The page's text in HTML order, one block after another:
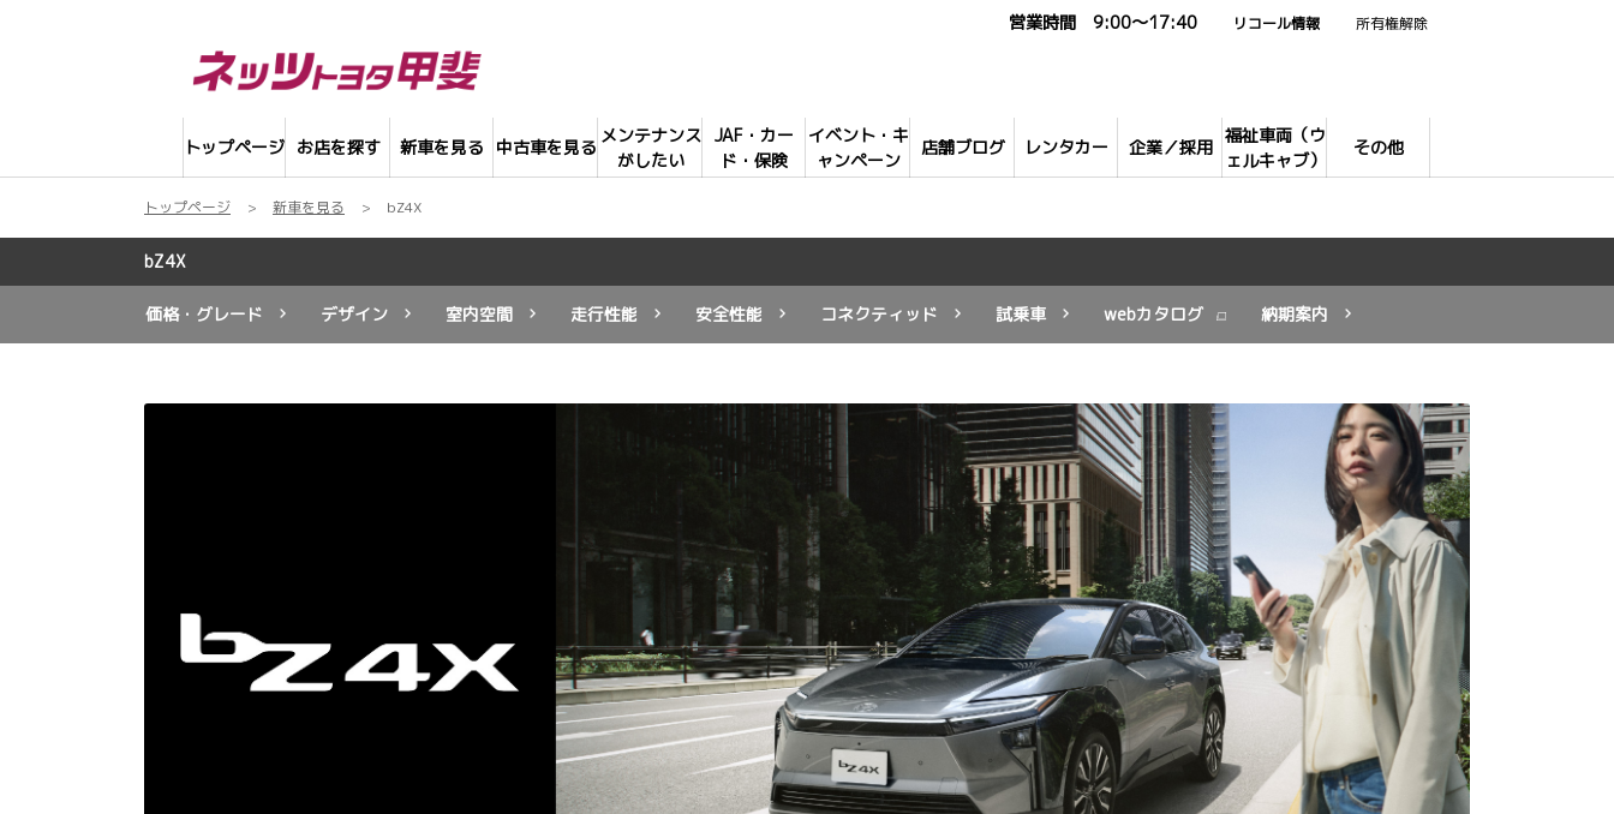
トップページ お店を探す 新車を見る 中古車を見る
メンテナンス
がしたい
JAF・カー
ド・保険
イベント・キ
ャンペーン
店舗ブログ レンタカー 企業／採用
福祉車両（ウ
ェルキャブ）
その他
営業時間 9:00～17:40 リコール情報 所有権解除
トップページ 新車を見る bZ4X
bZ4X
価格・グレード デザイン 室内空間 走行性能 安全性能 コネクティッド 試乗車 webカタログ 納期案内